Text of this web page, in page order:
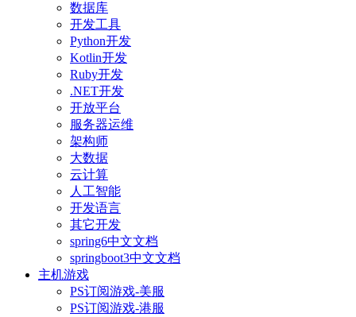
数据库
开发工具
Python开发
Kotlin开发
Ruby开发
.NET开发
开放平台
服务器运维
架构师
大数据
云计算
人工智能
开发语言
其它开发
spring6中文文档
springboot3中文文档
主机游戏
PS订阅游戏-美服
PS订阅游戏-港服